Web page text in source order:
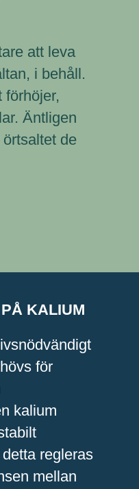
att leva
i behåll.
förhöjer,
Äntligen
de
KALIUM
för
kalium
regleras
mellan